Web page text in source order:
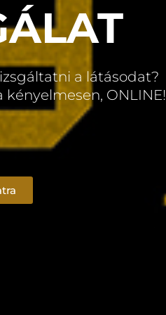
a látásodat?
kényelmesen, ONLINE!